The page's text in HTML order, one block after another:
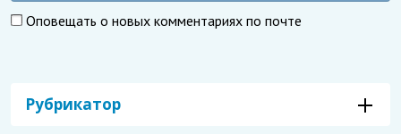
Оповещать о новых комментариях по почте
Рубрикатор